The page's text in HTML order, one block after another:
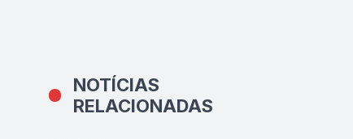
NOTÍCIAS
RELACIONADAS